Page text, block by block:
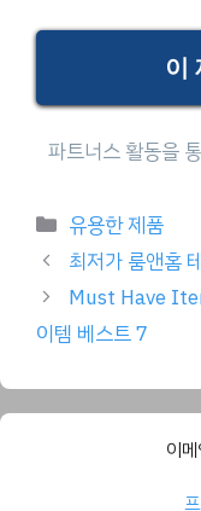
이
Categories
유용한 제품
최저가 룸앤홈
Must Have
이템 베스트 7
이